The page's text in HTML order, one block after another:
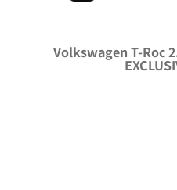
Volkswagen T-Roc